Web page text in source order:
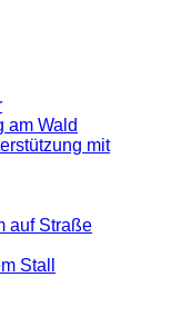
am Wald
mit
auf Straße
Stall